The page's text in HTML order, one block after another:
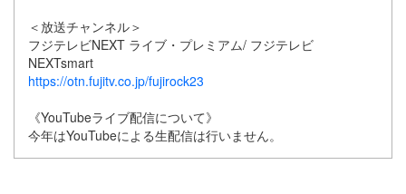
＜放送チャンネル＞
フジテレビNEXT ライブ・プレミアム/ フジテレビ
NEXTsmart
https://otn.fujitv.co.jp/fujirock23
《YouTubeライブ配信について》
今年はYouTubeによる生配信は行いません。